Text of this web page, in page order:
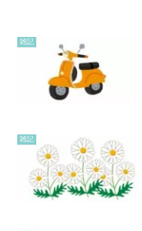
雑記
雑記